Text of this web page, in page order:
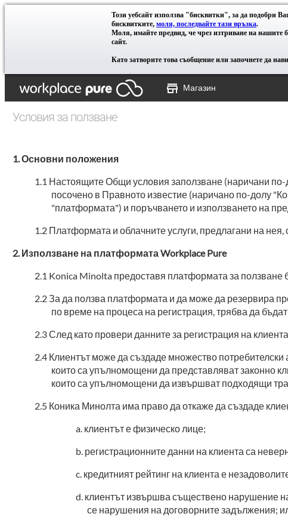
Този уебсайт използва "бисквитки", за да подобри
бисквитките, моля, последвайте тази връзка.
Моля, имайте предвид, че чрез изтриване на
сайт.
Като затворите това съобщение или започнете да
Магазин
Условия за ползване
Основни положения
Настоящите Общи условия заползване (наричани
посочено в Правното известие (наричано по-долу
"платформата") и поръчването и използването на
Платформата и облачните услуги, предлагани на
Използване на платформата Workplace Pure
Konica Minolta предоставя платформата за ползване
За да ползва платформата и да може да резервира
по време на процеса на регистрация, трябва да
След като провери данните за регистрация на
Клиентът може да създаде множество потребителски
които са упълномощени да представляват законно
които са упълномoщени да извършват подходящи
Коника Минолта има право да откаже да създаде
клиентът е физическо лице;
регистрационните данни на клиента са
кредитният рейтинг на клиента е
клиентът извършва съществено нарушение
се нарушения на договорните задължения;